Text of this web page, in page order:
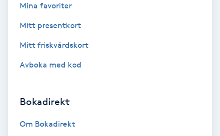
Brynformning
Mina favoriter
Mitt presentkort
Mitt friskvårdskort
Avboka med kod
Bokadirekt
Om Bokadirekt